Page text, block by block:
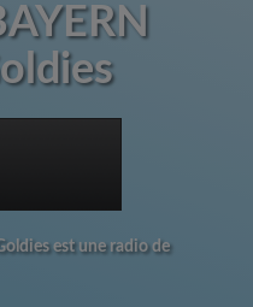
est une radio de